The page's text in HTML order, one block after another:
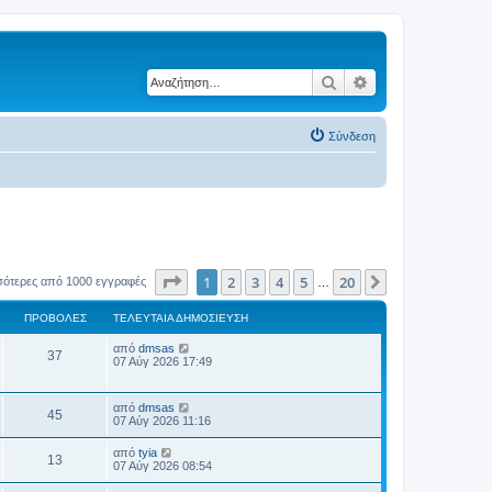
Αναζήτηση
Σύνδεση
από 1000 εγγραφές Σελίδα1 από 20
1 2 3 4 5 20
ΠΡΟΒΟΛΈΣ ΤΕΛΕΥΤΑΊΑ ΔΗΜΟΣΊΕΥΣΗ
37
β
Τ
ε
τ
α
ί
α
δ
από dmsas
07 Αύγ 2026 17:49
45
ρ
Τ
ε
υ
τ
α
από dmsas
07 Αύγ 2026 11:16
13
ρ
Τ
ε
από tyia
07 Αύγ 2026 08:54